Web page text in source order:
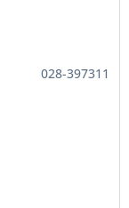
028-397311